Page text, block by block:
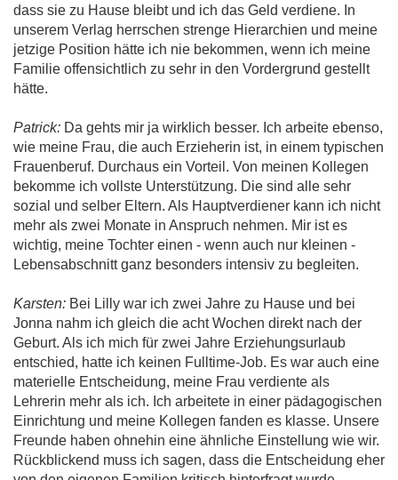
dass sie zu Hause bleibt und ich das Geld verdiene. In
unserem Verlag herrschen strenge Hierarchien und meine
jetzige Position hätte ich nie bekommen, wenn ich meine
Familie offensichtlich zu sehr in den Vordergrund gestellt
hätte.
Patrick: Da gehts mir ja wirklich besser. Ich arbeite ebenso,
wie meine Frau, die auch Erzieherin ist, in einem typischen
Frauenberuf. Durchaus ein Vorteil. Von meinen Kollegen
bekomme ich vollste Unterstützung. Die sind alle sehr
sozial und selber Eltern. Als Hauptverdiener kann ich nicht
mehr als zwei Monate in Anspruch nehmen. Mir ist es
wichtig, meine Tochter einen - wenn auch nur kleinen -
Lebensabschnitt ganz besonders intensiv zu begleiten.
Karsten: Bei Lilly war ich zwei Jahre zu Hause und bei
Jonna nahm ich gleich die acht Wochen direkt nach der
Geburt. Als ich mich für zwei Jahre Erziehungsurlaub
entschied, hatte ich keinen Fulltime-Job. Es war auch eine
materielle Entscheidung, meine Frau verdiente als
Lehrerin mehr als ich. Ich arbeitete in einer pädagogischen
Einrichtung und meine Kollegen fanden es klasse. Unsere
Freunde haben ohnehin eine ähnliche Einstellung wie wir.
Rückblickend muss ich sagen, dass die Entscheidung eher